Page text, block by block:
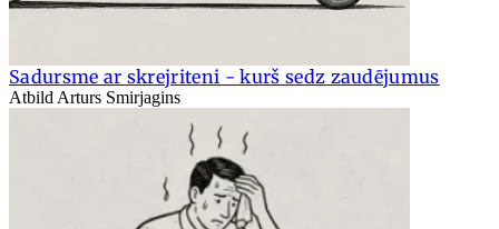
Sadursme ar skrejriteni - kurš sedz zaudējumus
Atbild Arturs Smirjagins